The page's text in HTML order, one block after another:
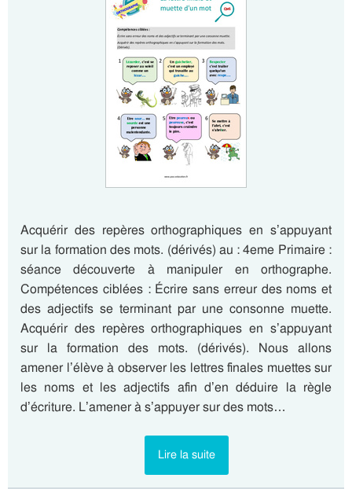
Acquérir des repères orthographiques en s’appuyant
sur la formation des mots. (dérivés) au : 4eme Primaire :
séance découverte à manipuler en orthographe.
Compétences ciblées : Écrire sans erreur des noms et
des adjectifs se terminant par une consonne muette.
Acquérir des repères orthographiques en s’appuyant
sur la formation des mots. (dérivés). Nous allons
amener l’élève à observer les lettres finales muettes sur
les noms et les adjectifs afin d’en déduire la règle
d’écriture. L’amener à s’appuyer sur des mots…
Lire la suite